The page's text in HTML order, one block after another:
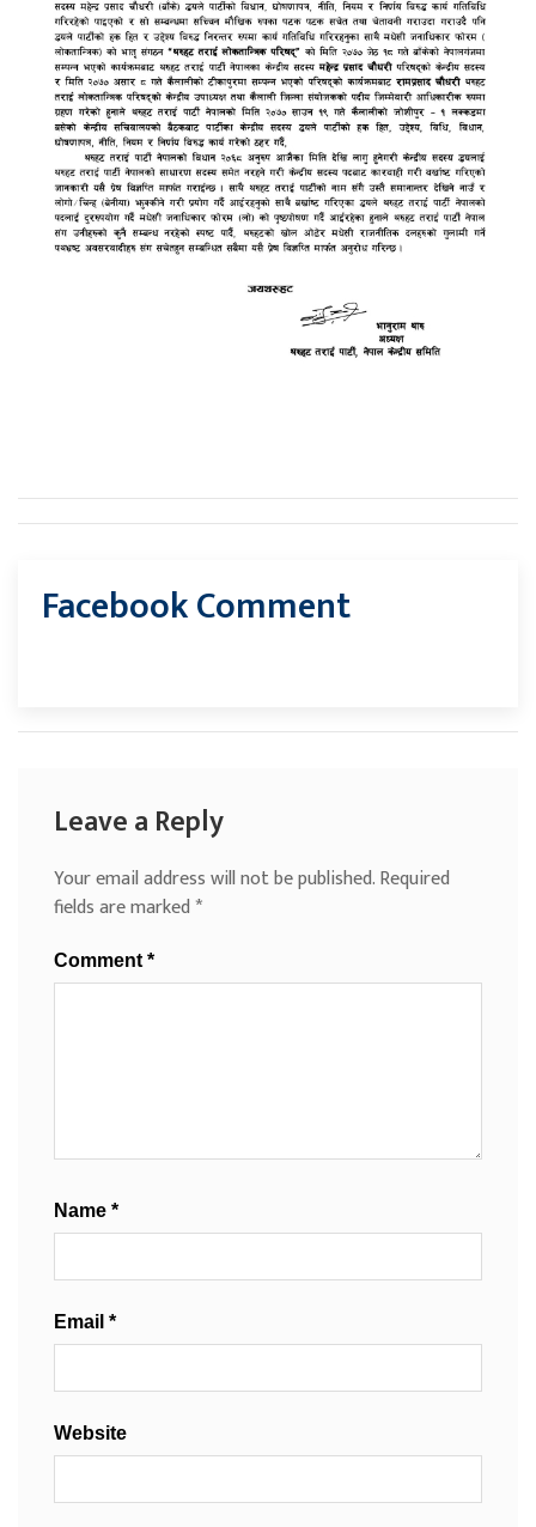
Facebook Comment
Leave a Reply
Your email address will not be published.Required
fields are marked*
Comment *
Name *
Email *
Website